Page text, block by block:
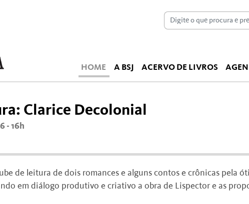
HOME A BSJ ACERVO DE LIVROS
Clarice Decolonial
- 16h
de leitura de dois romances e alguns contos e crônicas pela
em diálogo produtivo e criativo a obra de Lispector e as